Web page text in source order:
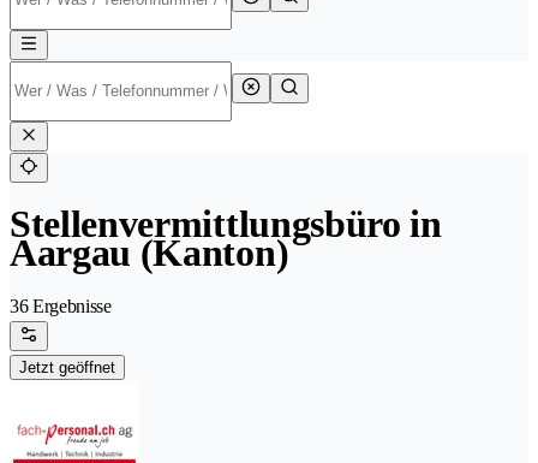
Stellenvermittlungsbüro in
Aargau (Kanton)
36 Ergebnisse
Jetzt geöffnet